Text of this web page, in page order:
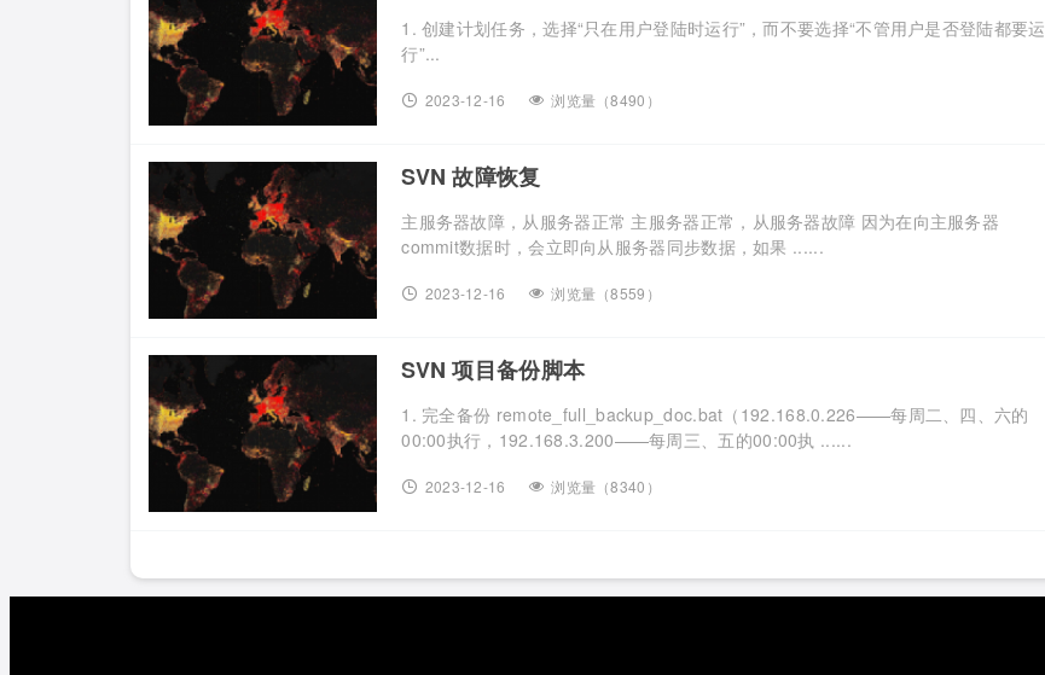
1. 创建计划任务，选择“只在用户登陆时运行”，而不要选择“不管用户是否登陆都要运
行”...
2023-12-16 浏览量（8490）
SVN 故障恢复
主服务器故障，从服务器正常 主服务器正常，从服务器故障 因为在向主服务器
commit数据时，会立即向从服务器同步数据，如果 ......
2023-12-16 浏览量（8559）
SVN 项目备份脚本
1. 完全备份 remote_full_backup_doc.bat（192.168.0.226——每周二、四、六的
00:00执行，192.168.3.200——每周三、五的00:00执 ......
2023-12-16 浏览量（8340）